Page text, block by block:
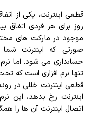
قطعی اینترنت، یکی از
روز برای هر فردی اتفاق
موجود در مارکت های
صورتی که اینترنت
حسابداری می شود. اما
تنها نرم افزاری است که
قطعی اینترنت خللی در
اینترنت رخ بدهد، این
اتصال اینترنت آن ها را